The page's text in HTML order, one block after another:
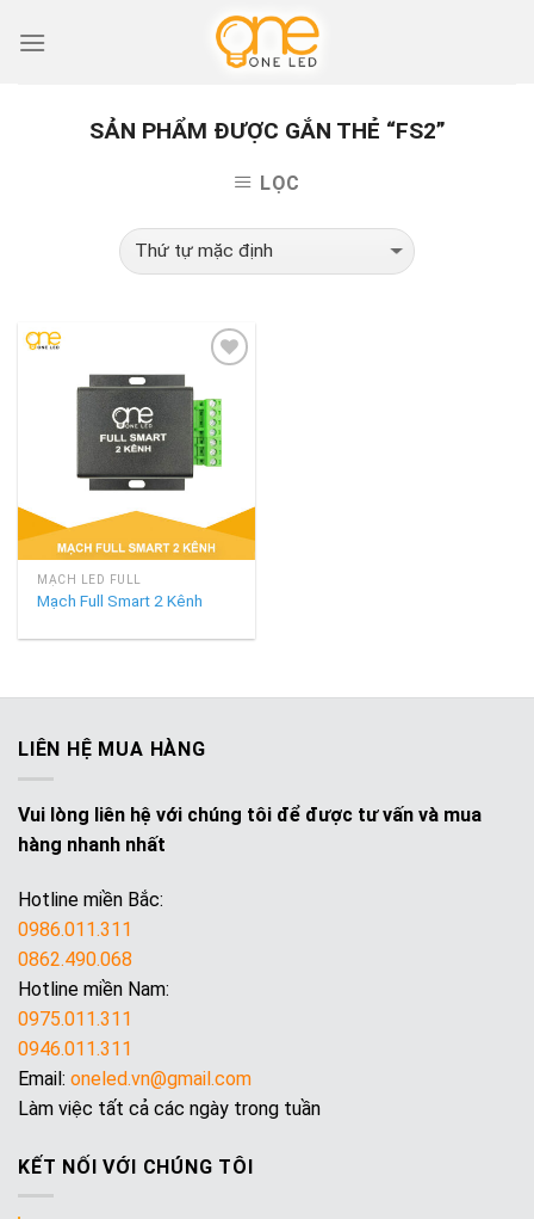
SẢN PHẨM ĐƯỢC GẮN THẺ “FS2”
LỌC
Add to
Wishlist
MẠCH LED FULL
Mạch Full Smart 2 Kênh
LIÊN HỆ MUA HÀNG
Vui lòng liên hệ với chúng tôi để được tư vấn và mua
hàng nhanh nhất
Hotline miền Bắc:
0986.011.311
0862.490.068
Hotline miền Nam:
0975.011.311
0946.011.311
Email: oneled.vn@gmail.com
Làm việc tất cả các ngày trong tuần
KẾT NỐI VỚI CHÚNG TÔI